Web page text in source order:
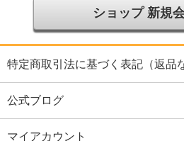
ショップ 新規
特定商取引法に基づく表記（返品
公式ブログ
マイアカウント